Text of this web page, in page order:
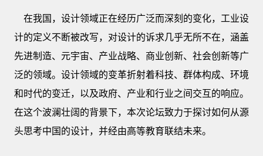
在我国，设计领域正在经历广泛而深刻的变化，工业设
计的定义不断被改写，对设计的诉求几乎无所不在，涵盖
先进制造、元宇宙、产业战略、商业创新、社会创新等广
泛的领域。设计领域的变革折射着科技、群体构成、环境
和时代的变迁，以及政府、产业和行业之间交互的响应。
在这个波澜壮阔的背景下，本次论坛致力于探讨如何从源
头思考中国的设计，并经由高等教育联结未来。